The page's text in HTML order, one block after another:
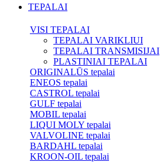
TEPALAI
VISI TEPALAI
TEPALAI VARIKLIUI
TEPALAI TRANSMISIJAI
PLASTINIAI TEPALAI
ORIGINALŪS tepalai
ENEOS tepalai
CASTROL tepalai
GULF tepalai
MOBIL tepalai
LIQUI MOLY tepalai
VALVOLINE tepalai
BARDAHL tepalai
KROON-OIL tepalai